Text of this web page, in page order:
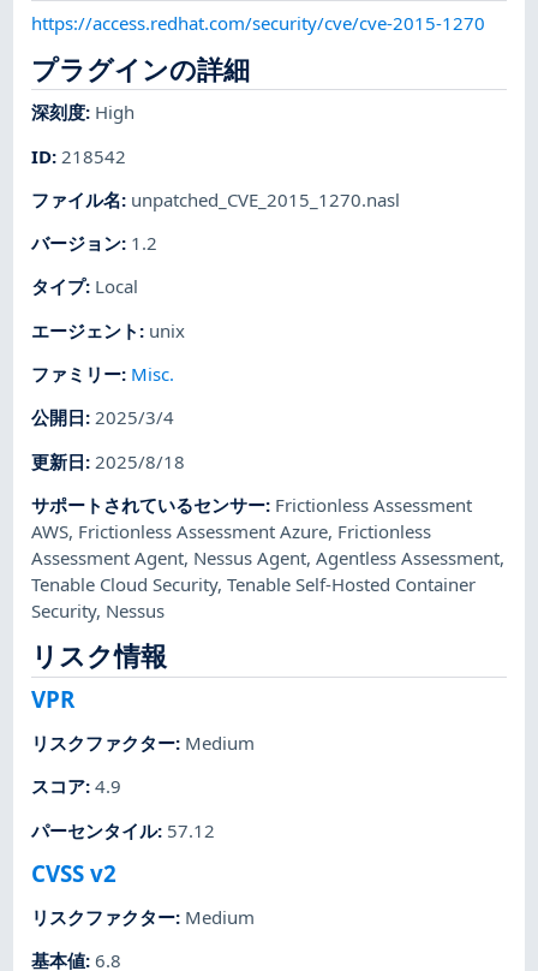
https://access.redhat.com/security/cve/cve-2015-1270
プラグインの詳細
深刻度: High
ID: 218542
ファイル名: unpatched_CVE_2015_1270.nasl
バージョン: 1.2
タイプ: Local
エージェント : unix
ファミリー: Misc.
公開日:2025/3/4
更新日: 2025/8/18
サポートされているセンサー: Frictionless Assessment
AWS, Frictionless Assessment Azure, Frictionless
Assessment Agent, Nessus Agent,Agentless Assessment,
Tenable Cloud Security,Tenable Self-Hosted Container
Security, Nessus
リスク情報
VPR
リスクファクター: Medium
スコア:4.9
パーセンタイル: 57.12
CVSS v2
リスクファクター: Medium
基本値:6.8